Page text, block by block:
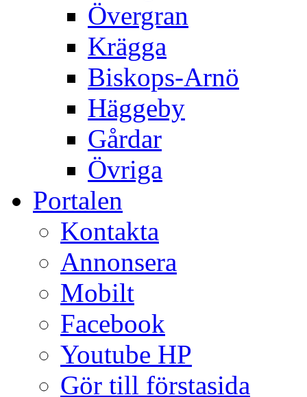
Övergran
Krägga
Biskops-Arnö
Häggeby
Gårdar
Övriga
Portalen
Kontakta
Annonsera
Mobilt
Facebook
Youtube HP
Gör till förstasida